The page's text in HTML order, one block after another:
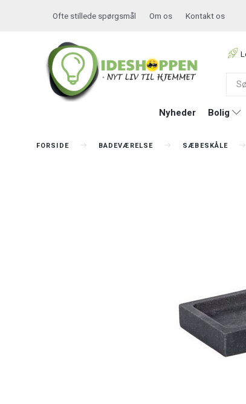
Ofte stillede spørgsmål Om os Kontakt os
Nyheder Bolig
FORSIDE BADEVÆRELSE SÆBESKÅLE